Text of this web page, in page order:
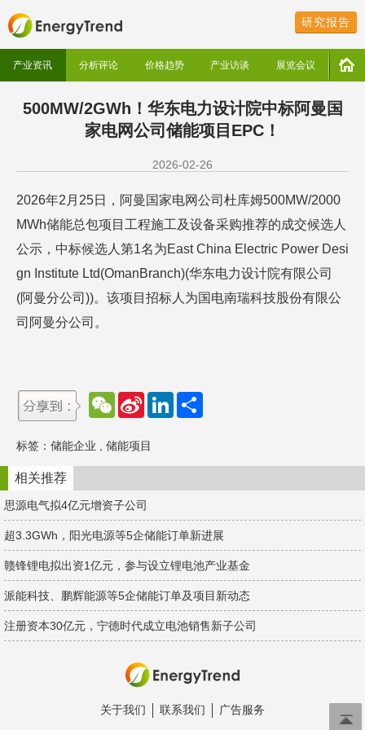
研究报告
产业资讯 分析评论 价格趋势 产业访谈 展览会议
500MW/2GWh！华东电力设计院中标阿曼国
家电网公司储能项目EPC！
2026-02-26
2026年2月25日，阿曼国家电网公司杜库姆500MW/2000
MWh储能总包项目工程施工及设备采购推荐的成交候选人
公示，中标候选人第1名为East China Electric Power Desi
gn Institute Ltd(OmanBranch)(华东电力设计院有限公司
(阿曼分公司))。该项目招标人为国电南瑞科技股份有限公
司阿曼分公司。
W
e
h
a
t
S
W
e
b
o
L
d
n
标签： 储能企业 储能项目
相关推荐
思源电气拟4亿元增资子公司
超3.3GWh，阳光电源等5企储能订单新进展
赣锋锂电拟出资1亿元，参与设立锂电池产业基金
派能科技、鹏辉能源等5企储能订单及项目新动态
注册资本30亿元，宁德时代成立电池销售新子公司
关于我们 联系我们 广告服务